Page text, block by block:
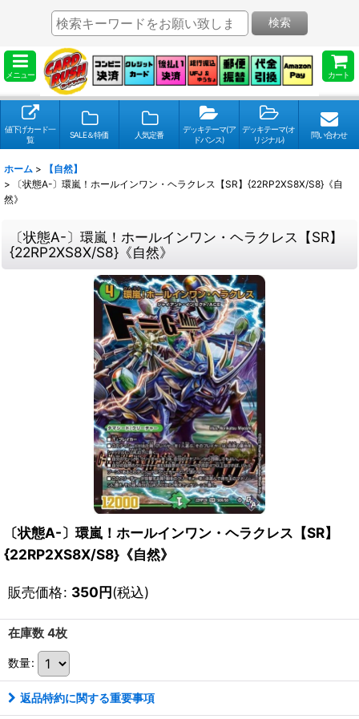
メニュー カート
検索
値下げカード一
覧
SALE＆特価 人気定番
デッキテーマ(ア
ドバンス)
デッキテーマ(オ
リジナル)
問い合わせ
ホーム >
【自然】
>
〔状態A-〕環嵐！ホールインワン・ヘラクレス【SR】{22RP2XS8X/S8}《自
然》
〔状態A-〕環嵐！ホールインワン・ヘラクレス【SR】
{22RP2XS8X/S8}《自然》
〔状態A-〕環嵐！ホールインワン・ヘラクレス【SR】
{22RP2XS8X/S8}《自然》
販売価格: 350円(税込)
在庫数 4枚
数量:
返品特約に関する重要事項